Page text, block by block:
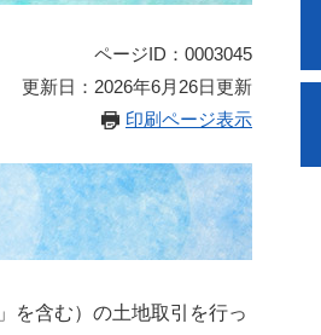
ページID：0003045
更新日：2026年6月26日更新
印刷ページ表示
を含む）の土地取引を行っ